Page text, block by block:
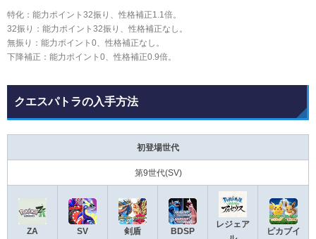
特化：能力ポイント32振り、性格補正1.1倍。
32振り：能力ポイント32振り、性格補正なし。
無振り：能力ポイント0、性格補正なし。
下降補正：能力ポイント0、性格補正0.9倍。
クエスパトラの入手方法
初登場世代
第9世代(SV)
ZA SV 剣盾 BDSP
レジェア
ピカブイ